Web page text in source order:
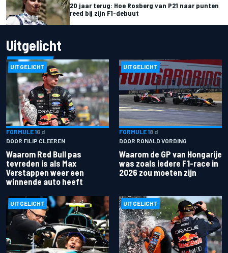
20 jaar terug: Hoe Rosberg van P21 naar punten
reed bij zijn F1-debuut
Uitgelicht
UITGELICHT
FORMULE 16 d
DOOR FILIP CLEEREN
Waarom Red Bull pas
tevreden is als Max
Verstappen weer een
winnende auto heeft
UITGELICHT
FORMULE 18 d
DOOR RONALD VORDING
Waarom de GP van Hongarije
was zoals iedere F1-race in
2026 zou moeten zijn
UITGELICHT UITGELICHT